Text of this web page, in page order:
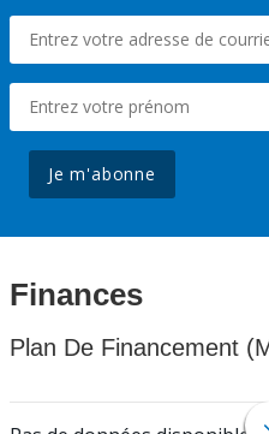
Je m'abonne
Finances
Plan De Financement